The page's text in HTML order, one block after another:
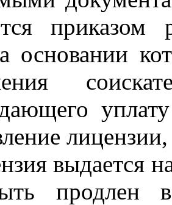
приказом
основании
выдается
продлен